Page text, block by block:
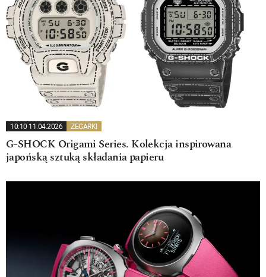
10:10 11.04.2026 ZEGARKI
G-SHOCK Origami Series. Kolekcja inspirowana
japońską sztuką składania papieru